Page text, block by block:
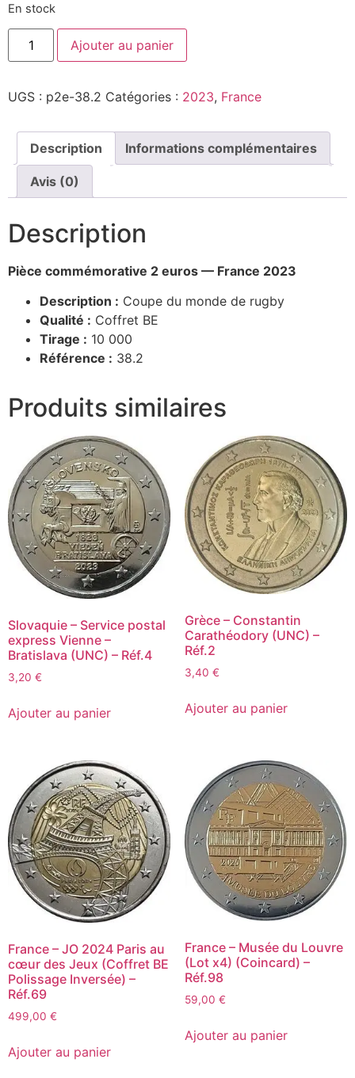
En stock
Ajouter au panier
UGS : p2e-38.2 Catégories : 2023, France
Description Informations complémentaires
Avis (0)
Description
Pièce commémorative 2 euros — France 2023
Description : Coupe du monde de rugby
Qualité : Coffret BE
Tirage : 10 000
Référence : 38.2
Produits similaires
Slovaquie – Service postal
express Vienne –
Bratislava (UNC) – Réf.4
3,20 €
Ajouter au panier
Grèce – Constantin
Carathéodory (UNC) –
Réf.2
3,40 €
Ajouter au panier
France – JO 2024 Paris au
cœur des Jeux (Coffret BE
Polissage Inversée) –
Réf.69
499,00 €
Ajouter au panier
France – Musée du Louvre
(Lot x4) (Coincard) –
Réf.98
59,00 €
Ajouter au panier